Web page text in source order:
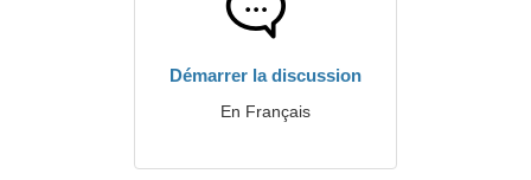
Démarrer la discussion
En Français